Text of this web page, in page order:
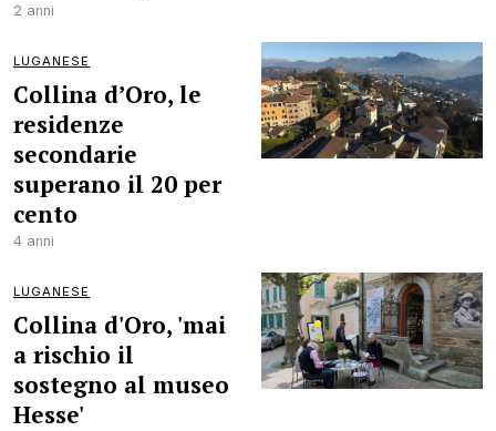
2 anni
LUGANESE
Collina d’Oro, le
residenze
secondarie
superano il 20 per
cento
4 anni
LUGANESE
Collina d'Oro, 'mai
a rischio il
sostegno al museo
Hesse'